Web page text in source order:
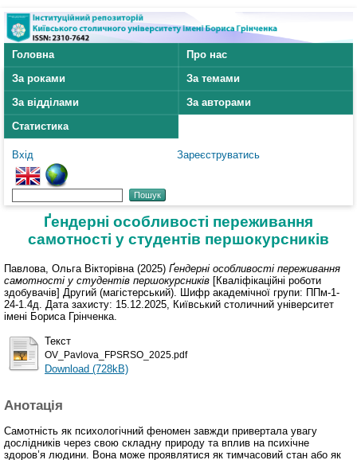
Головна
Про нас
За роками
За темами
За відділами
За авторами
Статистика
Вхід Зареєструватись
Ґендерні особливості переживання
самотності у студентів першокурсників
Павлова, Ольга Вікторівна (2025) Ґендерні особливості переживання
самотності у студентів першокурсників [Кваліфікаційні роботи
здобувачів] Другий (магістерський). Шифр академічної групи: ППм-1-
24-1.4д. Дата захисту: 15.12.2025, Київський столичний університет
імені Бориса Грінченка.
Текст
OV_Pavlova_FPSRSO_2025.pdf
Download (728kB)
Анотація
Самотність як психологічний феномен завжди привертала увагу
дослідників через свою складну природу та вплив на психічне
здоров’я людини. Вона може проявлятися як тимчасовий стан або як